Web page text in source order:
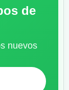
de
nuevos